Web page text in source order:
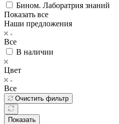
Бином. Лаборатрия знаний
Показать все
Наши предложения
Все
В наличии
Цвет
Все
Очистить фильтр
Показать